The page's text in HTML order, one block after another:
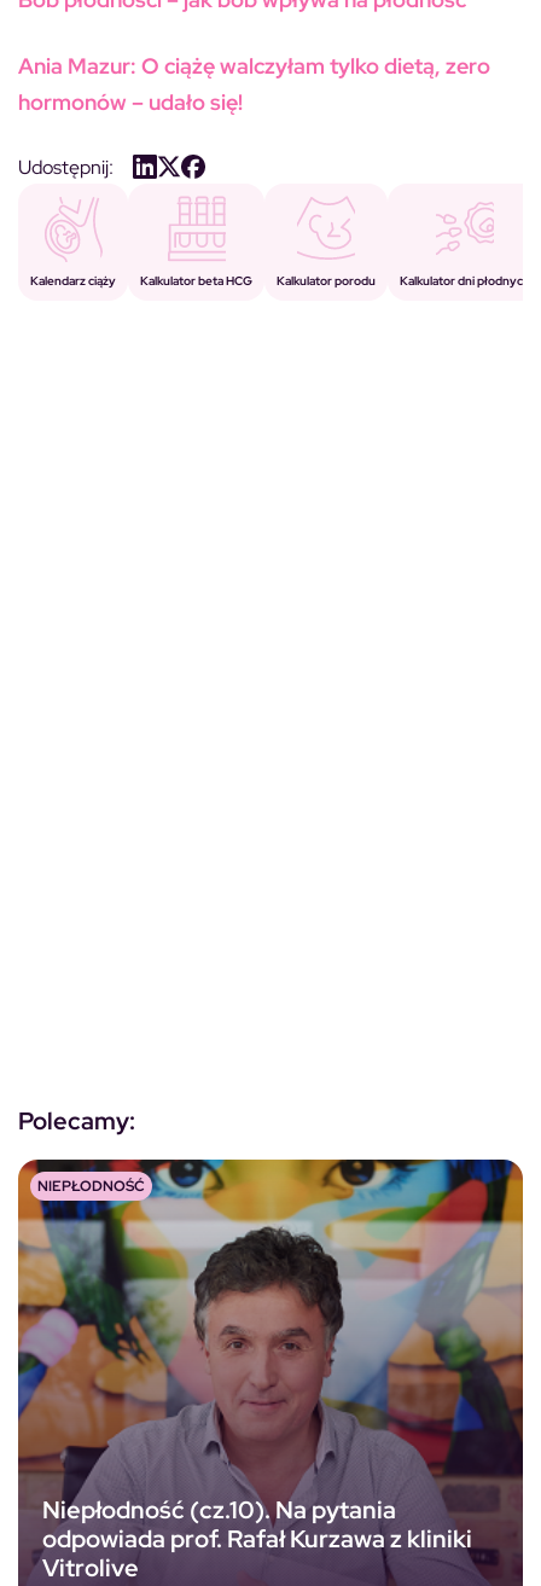
Ania Mazur: O ciążę walczyłam tylko dietą, zero
hormonów – udało się!
Udostępnij:
Kalendarz ciąży Kalkulator beta HCG Kalkulator porodu Kalkulator dni płodnych
Polecamy:
Niepłodność (cz.10). Na pytania
odpowiada prof. Rafał Kurzawa z kliniki
Vitrolive
NIEPŁODNOŚĆ